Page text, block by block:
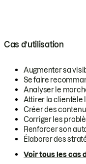
Cas d’utilisation
Augmenter sa
Se faire
Analyser le
Attirer la clientèle
Créer des
Corriger les
Renforcer son
Élaborer des
Voir tous les cas